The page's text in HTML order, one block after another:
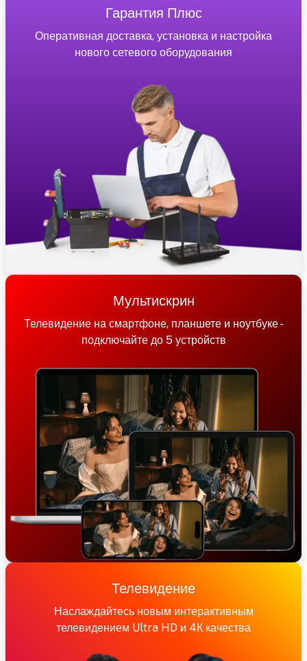
Гарантия Плюс
Оперативная доставка, установка и настройка
нового сетевого оборудования
Мультискрин
Телевидение на смартфоне, планшете и ноутбуке -
подключайте до 5 устройств
Телевидение
Наслаждайтесь новым интерактивным
телевидением Ultra HD и 4К качества